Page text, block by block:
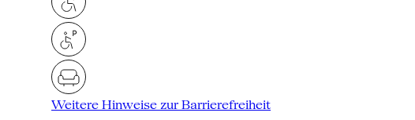
Weitere Hinweise zur Barrierefreiheit